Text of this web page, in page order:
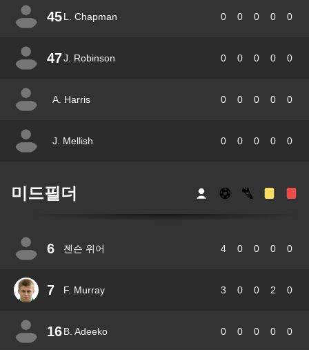
45L. Chapman 0 0 0 0 0
47J. Robinson 0 0 0 0 0
A. Harris 0 0 0 0 0
J. Mellish 0 0 0 0 0
미드필더
6 젠슨 위어 4 0 0 0 0
7 F. Murray 3 0 0 2 0
16B. Adeeko 0 0 0 0 0